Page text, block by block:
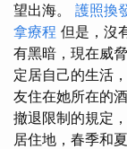
望出海。 護照換
拿療程 但是，沒
有黑暗，現在威
定居自己的生活
友住在她所在的
撤退限制的規定
居住地，春季和